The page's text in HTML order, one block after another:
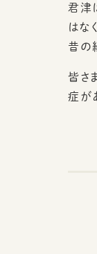
君津
はな
昔の
皆さ
症が